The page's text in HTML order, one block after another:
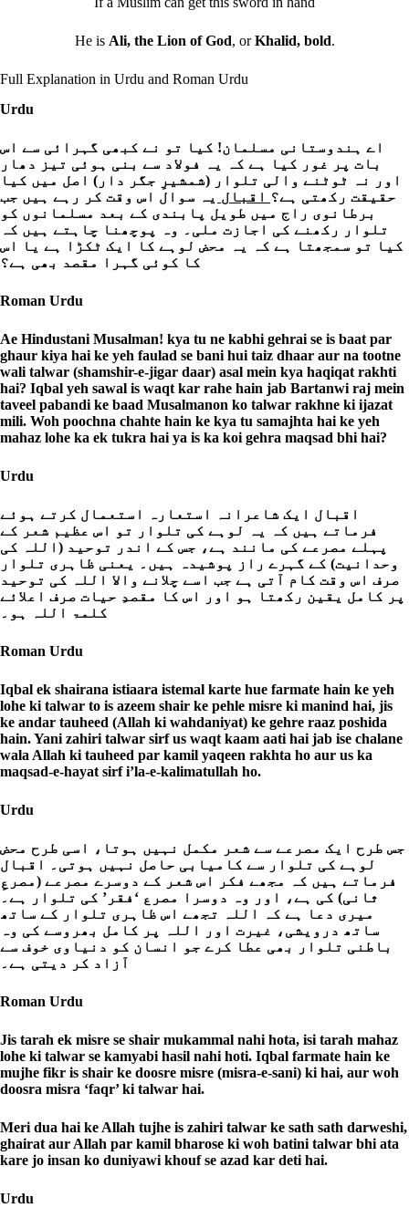
He is Ali, the Lion of God, orKhalid, bold.
Full Explanation in Urdu and Roman Urdu
Urdu
اے ہندوستانی مسلمان! کیا تو نے کبھی گہرائی سے اس
بات پر غور کیا ہے کہ یہ فولاد سے بنی ہوئی تیز دھار
اور نہ ٹوٹنے والی تلوار (شمشیرِ جگر دار) اصل میں کیا
حقیقت رکھتی ہے؟ اقبال یہ سوال اس وقت کر رہے ہیں جب
برطانوی راج میں طویل پابندی کے بعد مسلمانوں کو
تلوار رکھنے کی اجازت ملی۔ وہ پوچھنا چاہتے ہیں کہ
کیا تو سمجھتا ہے کہ یہ محض لوہے کا ایک ٹکڑا ہے یا اس
کا کوئی گہرا مقصد بھی ہے؟
Roman Urdu
Ae Hindustani Musalman! kya tu ne kabhi gehrai se is baat par
ghaur kiya hai ke yeh faulad se bani hui taiz dhaar aur na tootne
wali talwar (shamshir-e-jigar daar) asal mein kya haqiqat rakhti
hai? Iqbal yeh sawal is waqt kar rahe hain jab Bartanwi raj mein
taveel pabandi ke baad Musalmanon ko talwar rakhne ki ijazat
mili. Woh poochna chahte hain ke kya tu samajhta hai ke yeh
mahaz lohe ka ek tukra hai ya is ka koi gehra maqsad bhi hai?
Urdu
اقبال ایک شاعرانہ استعارہ استعمال کرتے ہوئے
فرماتے ہیں کہ یہ لوہے کی تلوار تو اس عظیم شعر کے
پہلے مصرعے کی مانند ہے، جس کے اندر توحید (اللہ کی
وحدانیت) کے گہرے راز پوشیدہ ہیں۔ یعنی ظاہری تلوار
صرف اس وقت کام آتی ہے جب اسے چلانے والا اللہ کی توحید
پر کامل یقین رکھتا ہو اور اس کا مقصدِ حیات صرف اعلائے
کلمۃ اللہ ہو۔
Roman Urdu
Iqbal ek shairana istiaara istemal karte hue farmate hain ke yeh
lohe ki talwar to is azeem shair ke pehle misre ki manind hai, jis
ke andar tauheed (Allah ki wahdaniyat) ke gehre raaz poshida
hain. Yani zahiri talwar sirf us waqt kaam aati hai jab ise chalane
wala Allah ki tauheed par kamil yaqeen rakhta ho aur us ka
maqsad-e-hayat sirf i’la-e-kalimatullah ho.
Urdu
جس طرح ایک مصرعے سے شعر مکمل نہیں ہوتا، اسی طرح محض
لوہے کی تلوار سے کامیابی حاصل نہیں ہوتی۔ اقبال
فرماتے ہیں کہ مجھے فکر اس شعر کے دوسرے مصرعے (مصرعِ
ثانی) کی ہے، اور وہ دوسرا مصرع ‘فقر’ کی تلوار ہے۔
میری دعا ہے کہ اللہ تجھے اس ظاہری تلوار کے ساتھ
ساتھ درویشی، غیرت اور اللہ پر کامل بھروسے کی وہ
باطنی تلوار بھی عطا کرے جو انسان کو دنیاوی خوف سے
آزاد کر دیتی ہے۔
Roman Urdu
Jis tarah ek misre se shair mukammal nahi hota, isi tarah mahaz
lohe ki talwar se kamyabi hasil nahi hoti. Iqbal farmate hain ke
mujhe fikr is shair ke doosre misre (misra-e-sani) ki hai, aur woh
doosra misra ‘faqr’ ki talwar hai.
Meri dua hai ke Allah tujhe is zahiri talwar ke sath sath darweshi,
ghairat aur Allah par kamil bharose ki woh batini talwar bhi ata
kare jo insan ko duniyawi khouf se azad kar deti hai.
Urdu